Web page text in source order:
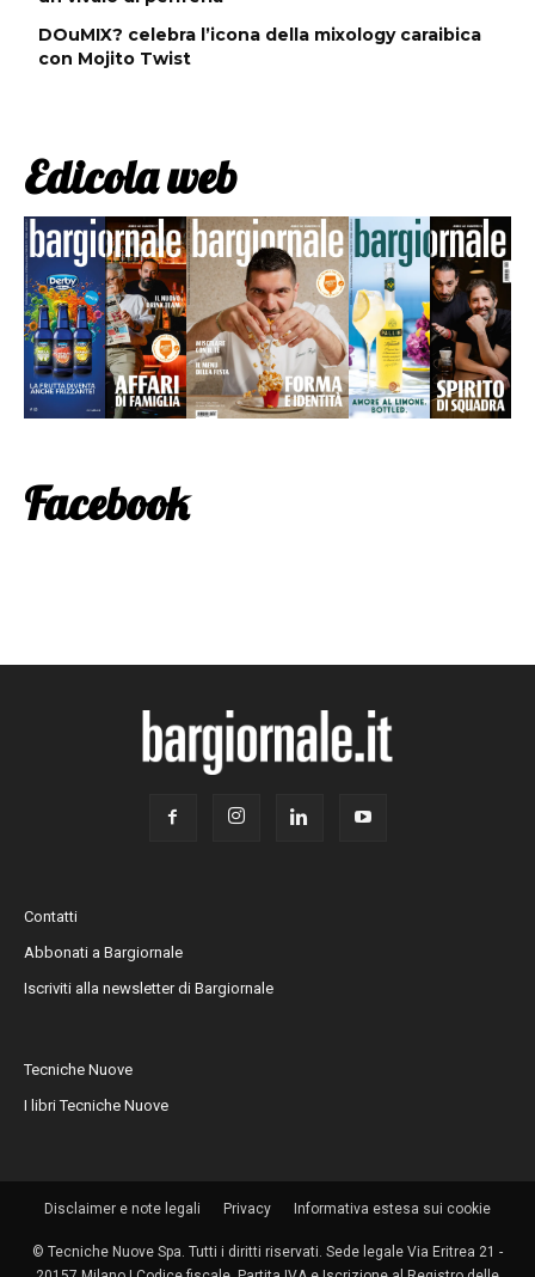
DOuMIX? celebra l’icona della mixology caraibica
con Mojito Twist
Edicola web
Facebook
Contatti
Abbonati a Bargiornale
Iscriviti alla newsletter di Bargiornale
Tecniche Nuove
I libri Tecniche Nuove
Disclaimer e note legali Privacy Informativa estesa sui cookie
© Tecniche Nuove Spa. Tutti i diritti riservati. Sede legale Via Eritrea 21 -